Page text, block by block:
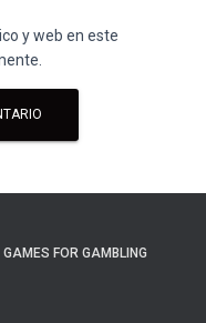
y web en este
FOR GAMBLING